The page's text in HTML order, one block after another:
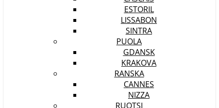
ESTORIL
LISSABON
SINTRA
PUOLA
GDANSK
KRAKOVA
RANSKA
CANNES
NIZZA
RUOTSI